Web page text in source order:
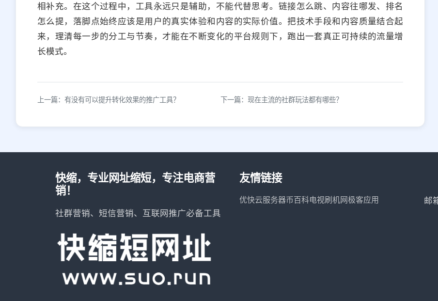
相补充。在这个过程中，工具永远只是辅助，不能代替思考。链接怎么跳、内容往哪发、排名
怎么提，落脚点始终应该是用户的真实体验和内容的实际价值。把技术手段和内容质量结合起
来，理清每一步的分工与节奏，才能在不断变化的平台规则下，跑出一套真正可持续的流量增
长模式。
上一篇：有没有可以提升转化效果的推广工具？ 下一篇：现在主流的社群玩法都有哪些？
快缩，专业网址缩短，专注电商营
销！
社群营销、短信营销、互联网推广必备工具
友情链接
优快云服务器币百科电视刷机网极客应用 邮